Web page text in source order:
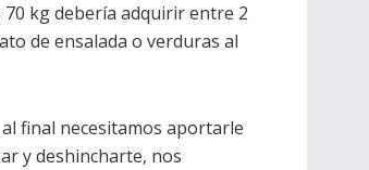
kg debería adquirir entre 2
de ensalada o verduras al
final necesitamos aportarle
y deshincharte, nos